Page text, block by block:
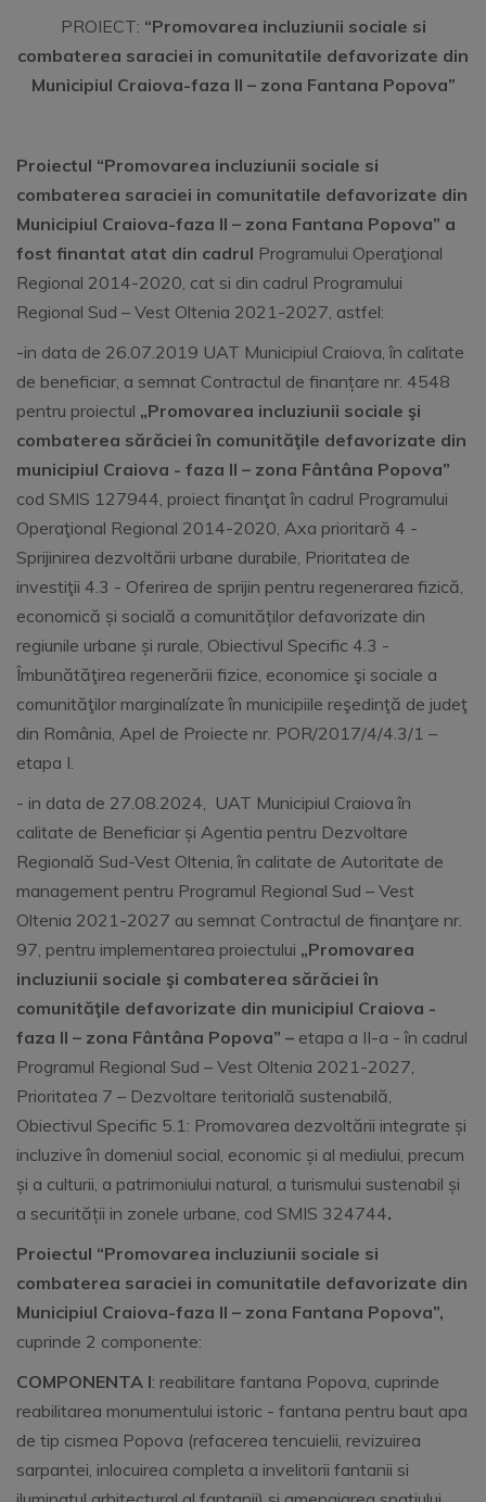
PROIECT: “Promovarea incluziunii sociale si
combaterea saraciei in comunitatile defavorizate din
Municipiul Craiova-faza II – zona Fantana Popova”
Proiectul “Promovarea incluziunii sociale si
combaterea saraciei in comunitatile defavorizate din
Municipiul Craiova-faza II – zona Fantana Popova” a
fost finantat atat din cadrul Programului Operaţional
Regional 2014-2020, cat si din cadrul Programului
Regional Sud – Vest Oltenia 2021-2027, astfel:
-in data de 26.07.2019 UAT Municipiul Craiova, în calitate
de beneficiar, a semnat Contractul de finanțare nr. 4548
pentru proiectul „Promovarea incluziunii sociale şi
combaterea sărăciei în comunităţile defavorizate din
municipiul Craiova - faza II – zona Fântâna Popova”
cod SMIS 127944, proiect finanţat în cadrul Programului
Operaţional Regional 2014-2020, Axa prioritară 4 -
Sprijinirea dezvoltării urbane durabile, Prioritatea de
investiţii 4.3 - Oferirea de sprijin pentru regenerarea fizică,
economică și socială a comunităților defavorizate din
regiunile urbane și rurale, Obiectivul Specific 4.3 -
Îmbunătăţirea regenerării fizice, economice şi sociale a
comunităţilor marginalízate în municipiile reşedinţă de judeţ
din România, Apel de Proiecte nr. POR/2017/4/4.3/1 –
etapa I.
- in data de 27.08.2024, UAT Municipiul Craiova în
calitate de Beneficiar și Agentia pentru Dezvoltare
Regională Sud-Vest Oltenia, în calitate de Autoritate de
management pentru Programul Regional Sud – Vest
Oltenia 2021-2027 au semnat Contractul de finanţare nr.
97, pentru implementarea proiectului „Promovarea
incluziunii sociale şi combaterea sărăciei în
comunităţile defavorizate din municipiul Craiova -
faza II – zona Fântâna Popova” – etapa a II-a - în cadrul
Programul Regional Sud – Vest Oltenia 2021-2027,
Prioritatea 7 – Dezvoltare teritorială sustenabilă,
Obiectivul Specific 5.1: Promovarea dezvoltării integrate și
incluzive în domeniul social, economic și al mediului, precum
și a culturii, a patrimoniului natural, a turismului sustenabil și
a securității in zonele urbane, cod SMIS 324744.
Proiectul “Promovarea incluziunii sociale si
combaterea saraciei in comunitatile defavorizate din
Municipiul Craiova-faza II – zona Fantana Popova”,
cuprinde 2 componente:
COMPONENTA I: reabilitare fantana Popova, cuprinde
reabilitarea monumentului istoric - fantana pentru baut apa
de tip cismea Popova (refacerea tencuielii, revizuirea
sarpantei, inlocuirea completa a invelitorii fantanii si